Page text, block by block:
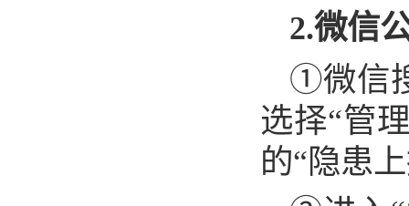
2.微信
①微信
选择“管
的“隐患